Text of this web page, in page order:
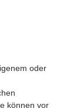
oder
können vor